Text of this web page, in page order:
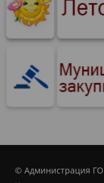
© Администрация